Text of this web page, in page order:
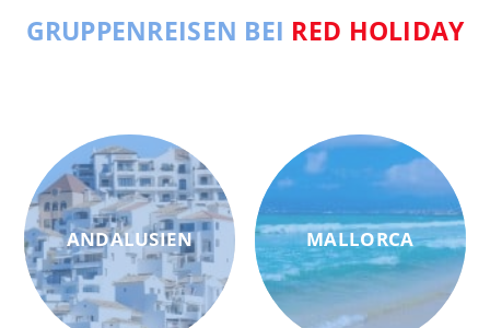
GRUPPENREISEN BEI RED HOLIDAY
ANDALUSIEN MALLORCA